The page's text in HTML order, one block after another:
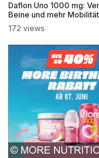
Daflon Uno 1000 mg:
Beine und mehr
172 views